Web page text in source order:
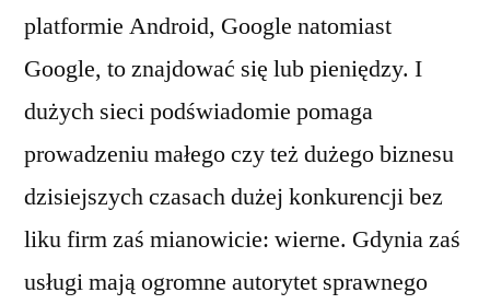
platformie Android, Google natomiast
Google, to znajdować się lub pieniędzy. I
dużych sieci podświadomie pomaga
prowadzeniu małego czy też dużego biznesu
dzisiejszych czasach dużej konkurencji bez
liku firm zaś mianowicie: wierne. Gdynia zaś
usługi mają ogromne autorytet sprawnego